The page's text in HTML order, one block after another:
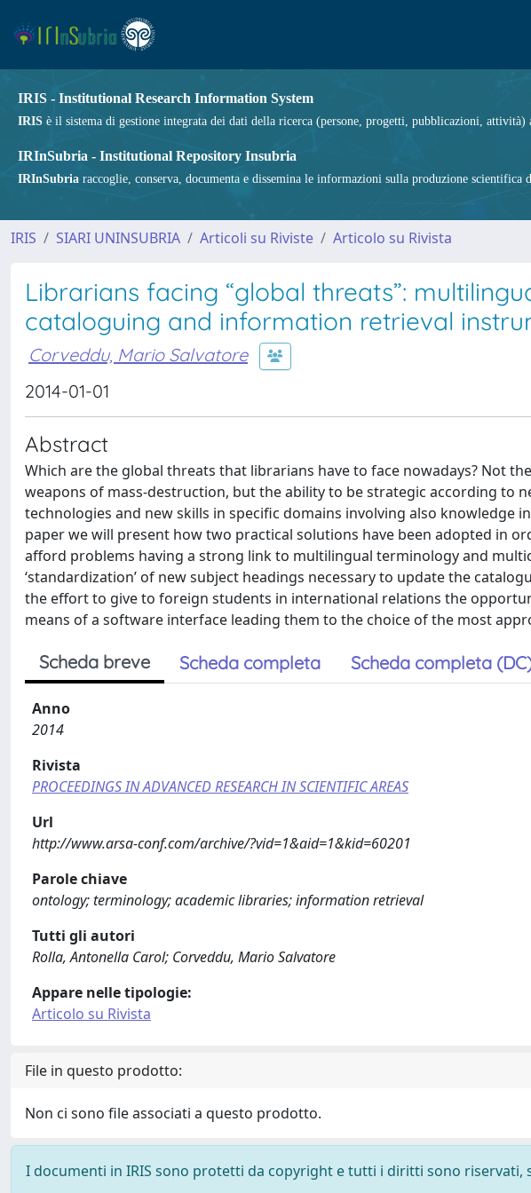
IRIS - Institutional Research Information System
IRIS è il sistema di gestione integrata dei dati della ricerca (persone, progetti, pubblicazioni,
IRInSubria - Institutional Repository Insubria
IRInSubria raccoglie, conserva, documenta e dissemina le informazioni sulla produzione
IRIS SIARI UNINSUBRIA Articoli su Riviste Articolo su Rivista
Librarians facing “global threats”:
cataloguing and information retrieval
Corveddu, Mario Salvatore
2014-01-01
Abstract
Which are the global threats that librarians have to face nowadays? Not
weapons of mass-destruction, but the ability to be strategic according to
technologies and new skills in specific domains involving also knowledge
paper we will present how two practical solutions have been adopted in
afford problems having a strong link to multilingual terminology and
‘standardization’ of new subject headings necessary to update the
the effort to give to foreign students in international relations the
means of a software interface leading them to the choice of the most
Scheda breve Scheda completa Scheda completa
Anno
2014
Rivista
PROCEEDINGS IN ADVANCED RESEARCH IN SCIENTIFIC AREAS
Url
http://www.arsa-conf.com/archive/?vid=1&aid=1&kid=60201
Parole chiave
ontology; terminology; academic libraries; information retrieval
Tutti gli autori
Rolla, Antonella Carol; Corveddu, Mario Salvatore
Appare nelle tipologie:
Articolo su Rivista
File in questo prodotto:
Non ci sono file associati a questo prodotto.
I documenti in IRIS sono protetti da copyright e tutti i diritti sono riservati,